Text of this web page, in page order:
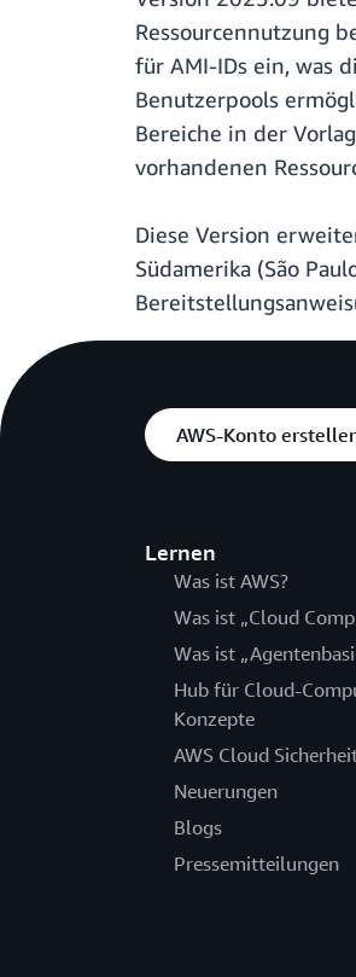
Ressourcennutzung
für AMI-IDs ein, was
Benutzerpools
Bereiche in der
vorhandenen
Diese Version
Südamerika (São
AWS-Konto
Lernen
Was ist AWS?
Was ist „Cloud
Was ist
Hub für Cloud-
Konzepte
AWS Cloud
Neuerungen
Blogs
Pressemitteilungen